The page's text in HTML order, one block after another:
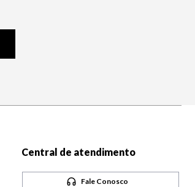
Central de atendimento
Fale Conosco